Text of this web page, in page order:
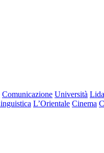
Comunicazione Università
L’Orientale Cinema